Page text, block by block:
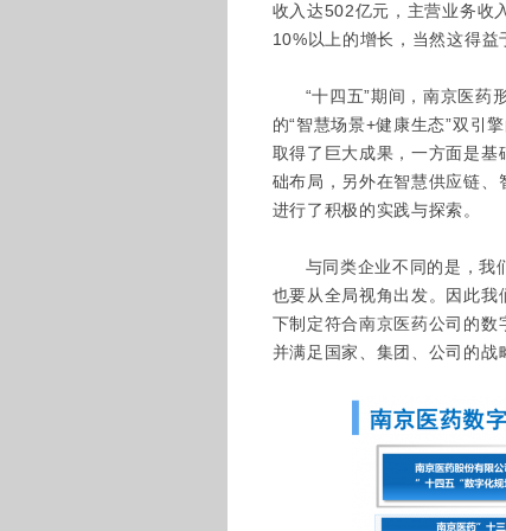
收入达502亿元，主营业务收
10%以上的增长，当然这得益
“十四五”期间，南京医药
的“智慧场景+健康生态”双引
取得了巨大成果，一方面是
础布局，另外在智慧供应链
进行了积极的实践与探索。
与同类企业不同的是，我
也要从全局视角出发。因此我
下制定符合南京医药公司的数
并满足国家、集团、公司的战